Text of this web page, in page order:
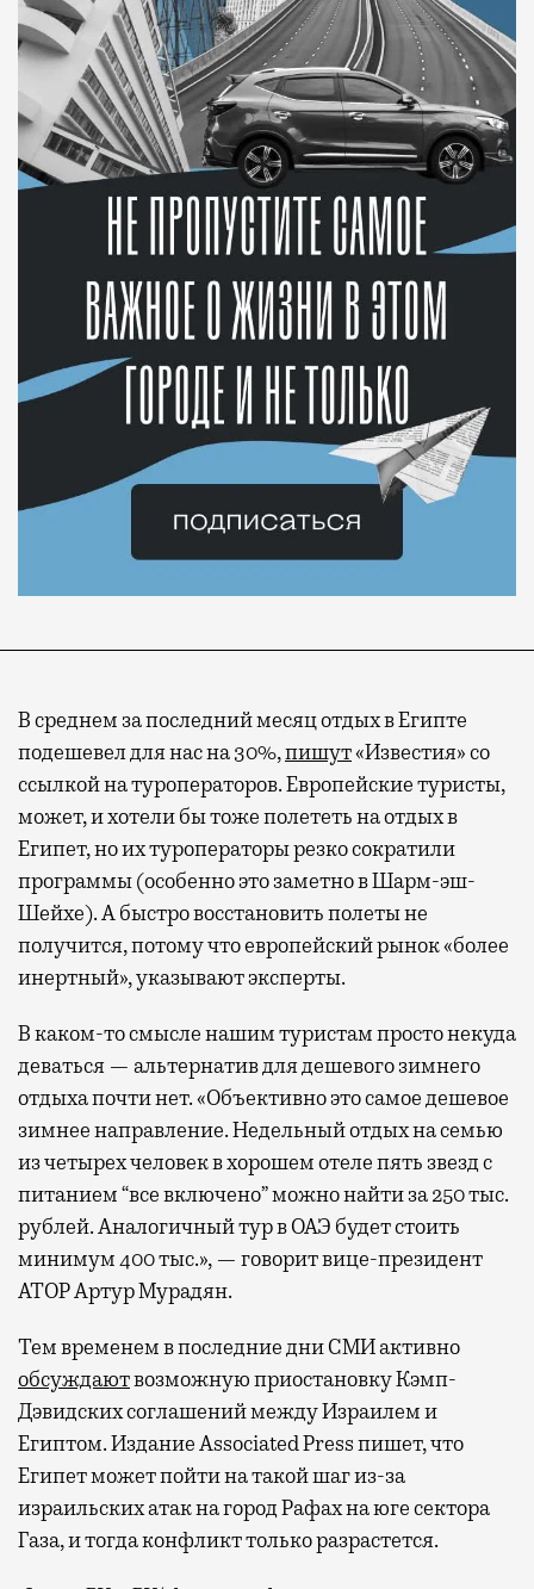
В среднем за последний месяц отдых в Египте
подешевел для нас на 30%,пишут«Известия» со
ссылкой на туроператоров. Европейские туристы,
может, и хотели бы тоже полететь на отдых в
Египет, но их туроператоры резко сократили
программы (особенно это заметно в Шарм-эш-
Шейхе). А быстро восстановить полеты не
получится, потому что европейский рынок «более
инертный», указывают эксперты.
В каком-то смысле нашим туристам просто некуда
деваться — альтернатив для дешевого зимнего
отдыха почти нет. «Объективно это самое дешевое
зимнее направление. Недельный отдых на семью
из четырех человек в хорошем отеле пять звезд с
питанием “все включено” можно найти за 250 тыс.
рублей. Аналогичный тур в ОАЭ будет стоить
минимум 400 тыс.», — говорит вице-президент
АТОР Артур Мурадян.
Тем временем в последние дни СМИ активно
обсуждаютвозможную приостановку Кэмп-
Дэвидских соглашений между Израилем и
Египтом. Издание Associated Press пишет, что
Египет может пойти на такой шаг из-за
израильских атак на город Рафах на юге сектора
Газа, и тогда конфликт только разрастется.